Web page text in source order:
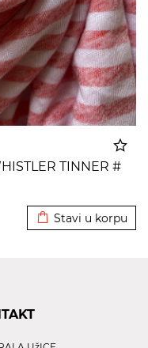
TINNER #
Stavi u korpu